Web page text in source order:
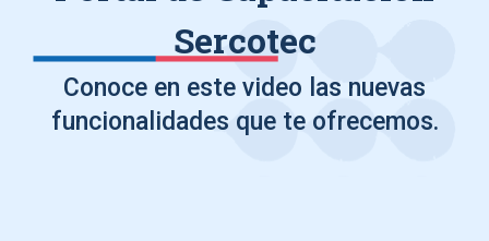
Sercotec
Conoce en este video las nuevas
funcionalidades que te ofrecemos.